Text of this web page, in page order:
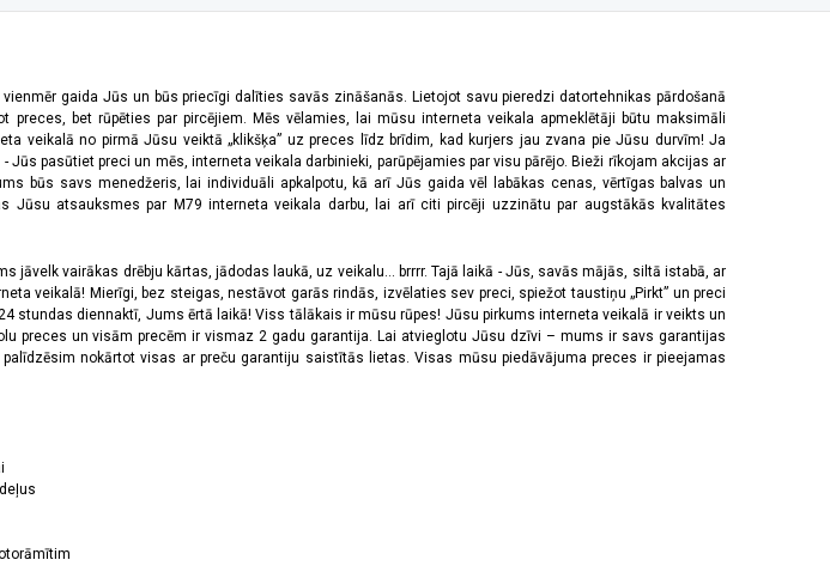
gaida Jūs un būs priecīgi dalīties savās zināšanās. Lietojot savu pieredzi datortehnikas pārdošanā
bet rūpēties par pircējiem. Mēs vēlamies, lai mūsu interneta veikala apmeklētāji būtu maksimāli
veikalā no pirmā Jūsu veiktā „klikšķa” uz preces līdz brīdim, kad kurjers jau zvana pie Jūsu durvīm! Ja
pasūtiet preci un mēs, interneta veikala darbinieki, parūpējamies par visu pārējo. Bieži rīkojam akcijas ar
būs savs menedžeris, lai individuāli apkalpotu, kā arī Jūs gaida vēl labākas cenas, vērtīgas balvas un
atsauksmes par M79 interneta veikala darbu, lai arī citi pircēji uzzinātu par augstākās kvalitātes
vairākas drēbju kārtas, jādodas laukā, uz veikalu... brrrr. Tajā laikā - Jūs, savās mājās, siltā istabā, ar
veikalā! Mierīgi, bez steigas, nestāvot garās rindās, izvēlaties sev preci, spiežot taustiņu „Pirkt” un preci
stundas diennaktī, Jums ērtā laikā! Viss tālākais ir mūsu rūpes! Jūsu pirkums interneta veikalā ir veikts un
preces un visām precēm ir vismaz 2 gadu garantija. Lai atvieglotu Jūsu dzīvi – mums ir savs garantijas
nokārtot visas ar preču garantiju saistītās lietas. Visas mūsu piedāvājuma preces ir pieejamas